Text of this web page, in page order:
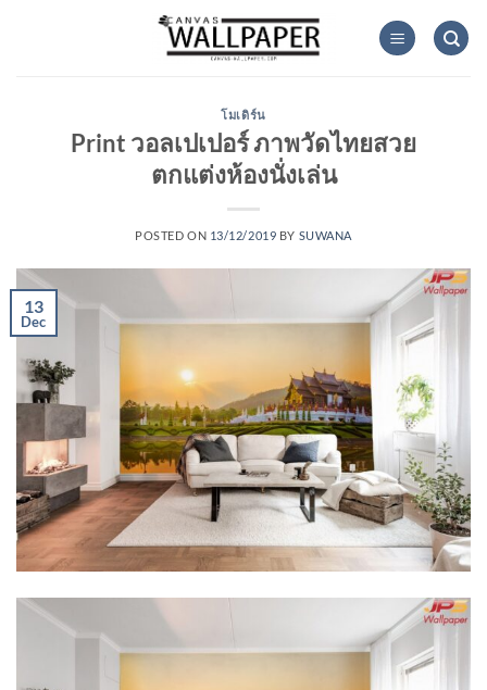
โมเดิร์น
Print วอลเปเปอร์ ภาพวัดไทยสวย
ตกแต่งห้องนั่งเล่น
POSTED ON 13/12/2019 BY SUWANA
13
Dec